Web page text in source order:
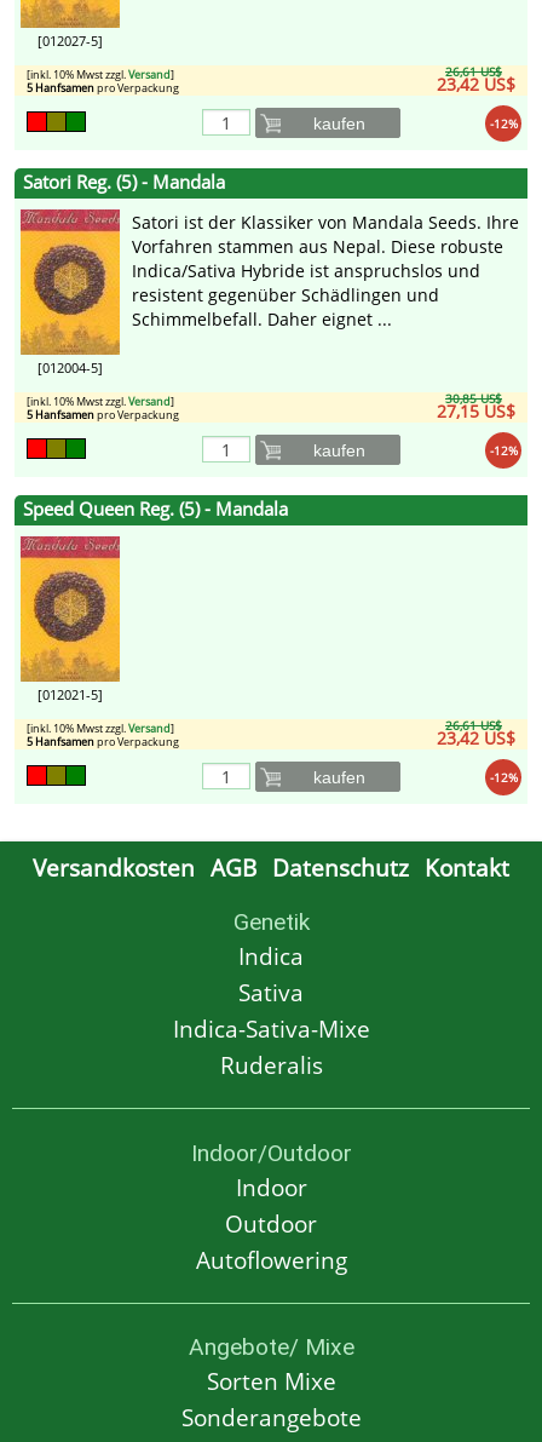
[012027-5]
26,61 US$
23,42 US$
[inkl. 10% Mwst zzgl.Versand]
5 Hanfsamenpro Verpackung
-12%
kaufen
Satori Reg. (5) - Mandala
[012004-5]
Satori ist der Klassiker von Mandala Seeds. Ihre
Vorfahren stammen aus Nepal. Diese robuste
Indica/Sativa Hybride ist anspruchslos und
resistent gegenüber Schädlingen und
Schimmelbefall. Daher eignet ...
30,85 US$
27,15 US$
[inkl. 10% Mwst zzgl.Versand]
5 Hanfsamenpro Verpackung
-12%
kaufen
Speed Queen Reg. (5) - Mandala
[012021-5]
26,61 US$
23,42 US$
[inkl. 10% Mwst zzgl.Versand]
5 Hanfsamenpro Verpackung
-12%
kaufen
Versandkosten AGB Datenschutz Kontakt
Genetik
Indica
Sativa
Indica-Sativa-Mixe
Ruderalis
Indoor/Outdoor
Indoor
Outdoor
Autoflowering
Angebote/ Mixe
Sorten Mixe
Sonderangebote